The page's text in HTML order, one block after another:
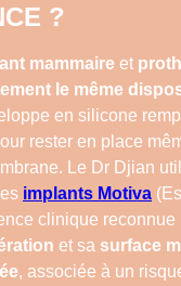
?
mammaire et
le même
en silicone
rester en place
Le Dr Djian
implants Motiva
clinique reconnue
et sa surface
, associée à un